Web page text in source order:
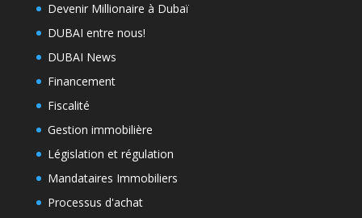
Devenir Millionaire à Dubaï
DUBAI entre nous!
DUBAI News
Financement
Fiscalité
Gestion immobilière
Législation et régulation
Mandataires Immobiliers
Processus d'achat